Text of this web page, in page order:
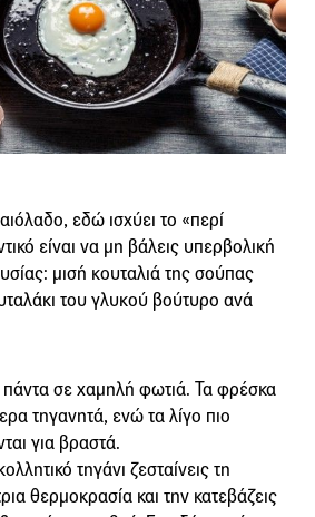
εδώ ισχύει το «περί
είναι να μη βάλεις υπερβολική
μισή κουταλιά της σούπας
του γλυκού βούτυρο ανά
πάντα σε χαμηλή φωτιά. Τα φρέσκα
τηγανητά, ενώ τα λίγο πιο
για βραστά.
τηγάνι ζεσταίνεις τη
θερμοκρασία και την κατεβάζεις